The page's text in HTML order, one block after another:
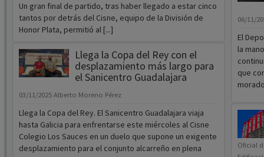
Un gran final de partido, tras haber llegado a estar cinco
tantos por detrás del Cisne, equipo de la División de
Honor Plata, permitió al [...]
Llega la Copa del Rey con el
desplazamiento más largo para
el Sanicentro Guadalajara
03/11/2025 Alberto Moreno Pérez
Llega la Copa del Rey. El Sanicentro Guadalajara viaja
hasta Galicia para enfrentarse este miércoles al Cisne
Colegio Los Sauces en un duelo que supone un exigente
desplazamiento para el conjunto alcarreño en plena
06/11/
El
la
que
Oficial